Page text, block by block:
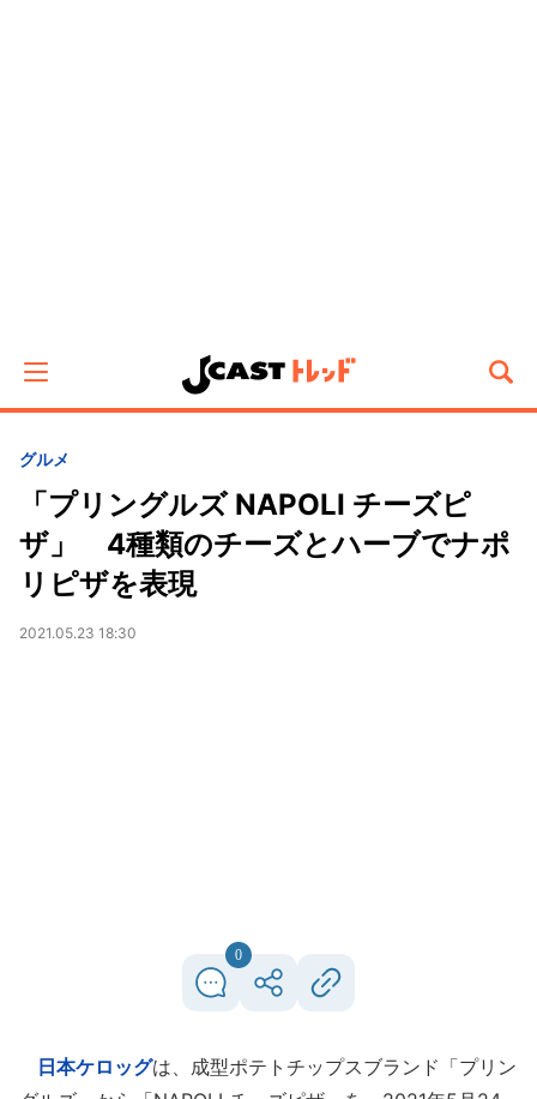
グルメ
「プリングルズ NAPOLI チーズピ
ザ」 4種類のチーズとハーブでナポ
リピザを表現
2021.05.23 18:30
0
日本ケロッグは、成型ポテトチップスブランド「プリン